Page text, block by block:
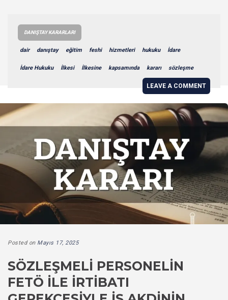
DANIŞTAY KARARLARI
dair danıştay eğitim feshi hizmetleri hukuku İdare
İdare Hukuku İlkesi İlkesine kapsamında kararı sözleşme
LEAVE A COMMENT
Posted on Mayıs 17, 2025
SÖZLEŞMELI PERSONELIN
FETÖ ILE İRTIBATI